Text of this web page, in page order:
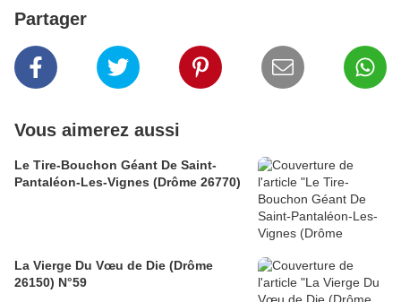
Partager
Vous aimerez aussi
Le Tire-Bouchon Géant De Saint-
Pantaléon-Les-Vignes (Drôme 26770)
La Vierge Du Vœu de Die (Drôme
26150) N°59